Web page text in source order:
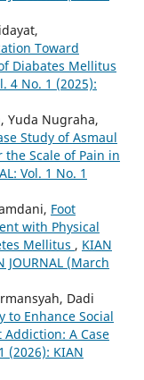
Toward
Diabates Mellitus
4 No. 1 (2025):
Yuda Nugraha,
Study of Asmaul
Scale of Pain in
Vol. 1 No. 1
Foot
with Physical
Mellitus , KIAN
JOURNAL (March
Dadi
to Enhance Social
A Case
(2026): KIAN